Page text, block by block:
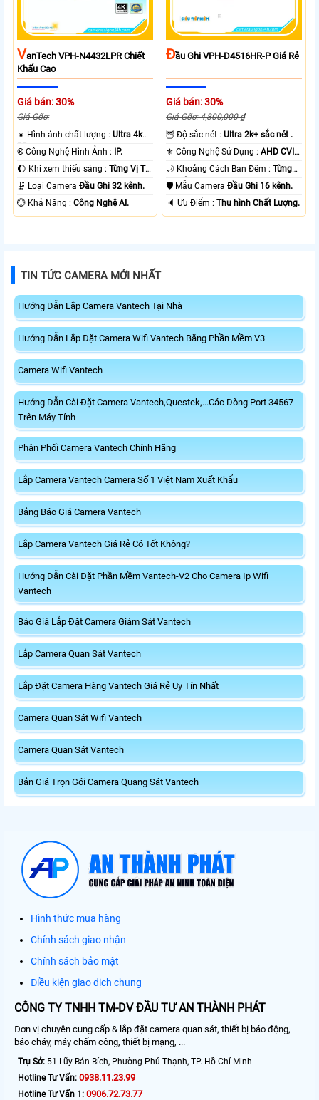
VAnTech VPH-N4432LPR Chiết
Khấu Cao
Giá bán: 30%
Giá Gốc:
☀️ Hình ảnh chất lượng :Ultra 4k
👍🏾 .
®️ Công Nghệ Hình Ảnh : IP.
🌔 Khi xem thiếu sáng :Từng Vị Trí
Camera .
🗜️ Loại CameraĐầu Ghi 32 kênh.
️💮 Khả Năng :Công Nghệ AI.
ĐẦu Ghi VPH-D4516HR-P Giá Rẻ
Giá bán: 30%
Giá Gốc: 4,800,000 ₫
🦉 Độ sắc nét :Ultra 2k+ sắc nét .
⚜️ Công Nghệ Sử Dụng :AHD CVI
TVI BCS.
🌙 Khoảng Cách Ban Đêm :Từng
Vị Trí Camera .
🛡 Mẫu CameraĐầu Ghi 16 kênh.
️🔈 Ưu Điểm :Thu hình Chất Lượng.
TIN TỨC CAMERA MỚI NHẤT
Hướng Dẫn Lắp Camera Vantech Tại Nhà
Hướng Dẫn Lắp Đặt Camera Wifi Vantech Bằng Phần Mềm V3
Camera Wifi Vantech
Hướng Dẫn Cài Đặt Camera Vantech,Questek,...Các Dòng Port 34567
Trên Máy Tính
Phân Phối Camera Vantech Chính Hãng
Lắp Camera Vantech Camera Số 1 Việt Nam Xuất Khẩu
Bảng Báo Giá Camera Vantech
Lắp Camera Vantech Giá Rẻ Có Tốt Không?
Hướng Dẫn Cài Đặt Phần Mềm Vantech-V2 Cho Camera Ip Wifi
Vantech
Báo Giá Lắp Đặt Camera Giám Sát Vantech
Lắp Camera Quan Sát Vantech
Lắp Đặt Camera Hãng Vantech Giá Rẻ Uy Tín Nhất
Camera Quan Sát Wifi Vantech
Camera Quan Sát Vantech
Bản Giá Trọn Gói Camera Quang Sát Vantech
Hình thức mua hàng
Chính sách giao nhận
Chính sách bảo mật
Điều kiện giao dịch chung
CÔNG TY TNHH TM-DV ĐẦU TƯ AN THÀNH PHÁT
Đơn vị chuyên cung cấp & lắp đặt camera quan sát, thiết bị báo động,
báo cháy, máy chấm công, thiết bị mạng, ...
Trụ Sở: 51 Lũy Bán Bích, Phường Phú Thạnh, TP. Hồ Chí Minh
Hotline Tư Vấn: 0938.11.23.99
Hotline Tư Vấn 1: 0906.72.73.77